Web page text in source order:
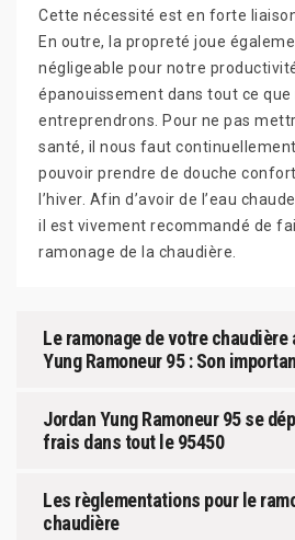
Cette nécessité est en forte
En outre, la propreté joue
négligeable pour notre
épanouissement dans tout ce que
entreprendrons. Pour ne pas
santé, il nous faut continuellement
pouvoir prendre de douche
l’hiver. Afin d’avoir de l’eau
il est vivement recommandé de
ramonage de la chaudière.
Le ramonage de votre chaudière
Yung Ramoneur 95 : Son
Jordan Yung Ramoneur 95 se
frais dans tout le 95450
Les règlementations pour le
chaudière